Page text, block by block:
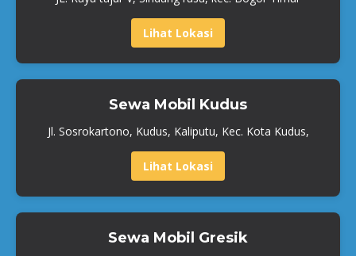
Lihat Lokasi
Sewa Mobil Kudus
Jl. Sosrokartono, Kudus, Kaliputu, Kec. Kota Kudus,
Lihat Lokasi
Sewa Mobil Gresik